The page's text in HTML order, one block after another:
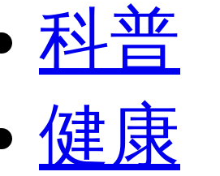
科普
健康